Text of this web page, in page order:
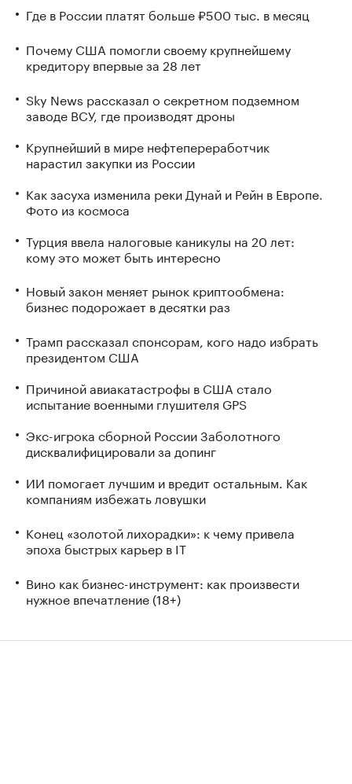
Где в России платят больше ₽500 тыс. в месяц
Почему США помогли своему крупнейшему
кредитору впервые за 28 лет
Sky News рассказал о секретном подземном
заводе ВСУ, где производят дроны
Крупнейший в мире нефтепереработчик
нарастил закупки из России
Как засуха изменила реки Дунай и Рейн в Европе.
Фото из космоса
Турция ввела налоговые каникулы на 20 лет:
кому это может быть интересно
Новый закон меняет рынок криптообмена:
бизнес подорожает в десятки раз
Трамп рассказал спонсорам, кого надо избрать
президентом США
Причиной авиакатастрофы в США стало
испытание военными глушителя GPS
Экс-игрока сборной России Заболотного
дисквалифицировали за допинг
ИИ помогает лучшим и вредит остальным. Как
компаниям избежать ловушки
Конец «золотой лихорадки»: к чему привела
эпоха быстрых карьер в IT
Вино как бизнес-инструмент: как произвести
нужное впечатление (18+)